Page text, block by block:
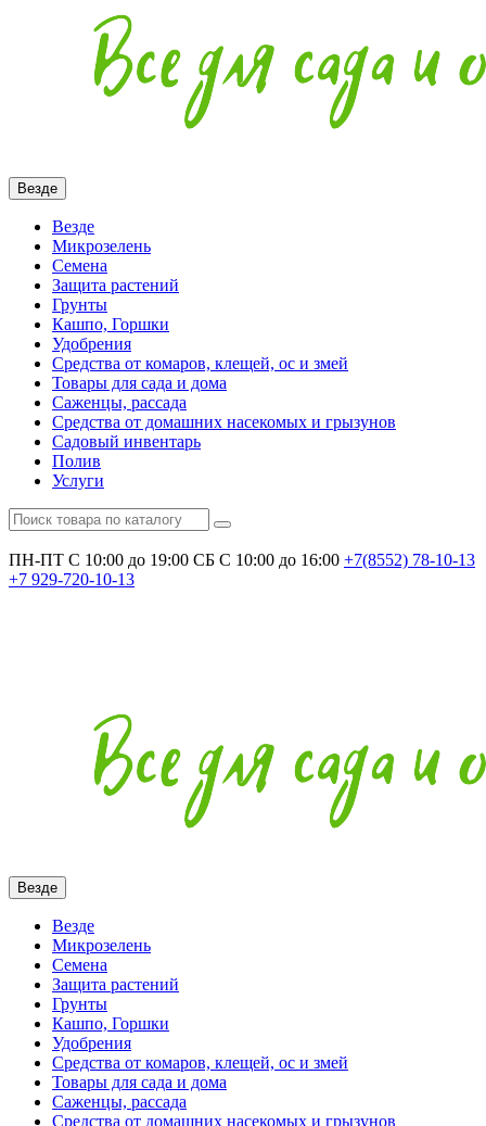
Везде
Везде
Микрозелень
Семена
Защита растений
Грунты
Кашпо, Горшки
Удобрения
Средства от комаров, клещей, ос и змей
Товары для сада и дома
Саженцы, рассада
Средства от домашних насекомых и грызунов
Садовый инвентарь
Полив
Услуги
ПН-ПТ С 10:00 до 19:00 СБ С 10:00 до 16:00 +7(8552) 78-10-13
+7 929-720-10-13
Везде
Везде
Микрозелень
Семена
Защита растений
Грунты
Кашпо, Горшки
Удобрения
Средства от комаров, клещей, ос и змей
Товары для сада и дома
Саженцы, рассада
Средства от домашних насекомых и грызунов